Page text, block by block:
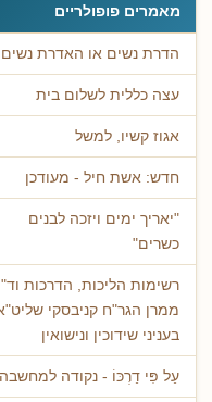
מאמרים פופולריים
הדרת נשים או האדרת נשים
עצה כללית לשלום בית
אגוז קשיו, למשל
חדש: אשת חיל - מעודכן
"יאריך ימים ויזכה לבנים
כשרים"
רשימות הליכות, הדרכות
ממרן הגר"ח קניבסקי
בעניני שידוכין ונישואין
עַל פִּי דַרְכּוֹ - נקודה למחשבה